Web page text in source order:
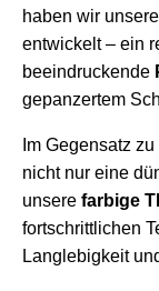
haben wir
entwickelt – ein
beeindruckende
gepanzertem
Im Gegensatz
nicht nur eine
unsere farbige
fortschrittlichen
Langlebigkeit